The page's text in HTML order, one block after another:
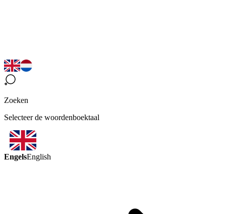
Zoeken
Selecteer de woordenboektaal
EngelsEnglish